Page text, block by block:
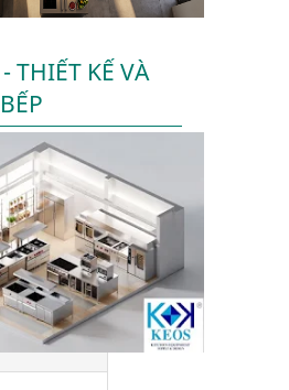
Carvacrol và
THIẾT KẾ VÀ